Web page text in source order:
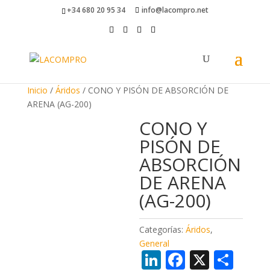
+34 680 20 95 34 info@lacompro.net
Inicio / Áridos / CONO Y PISÓN DE ABSORCIÓN DE
ARENA (AG-200)
CONO Y
PISÓN DE
ABSORCIÓN
DE ARENA
(AG-200)
Categorías:Áridos,
General
Li F X